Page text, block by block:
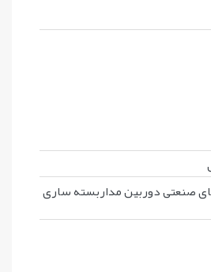
صنعتی دوربین مداربسته ساری